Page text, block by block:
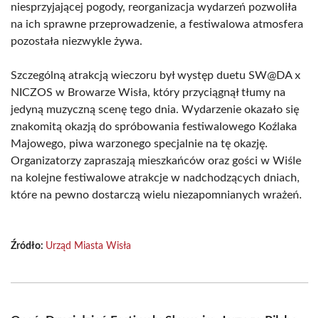
niesprzyjającej pogody, reorganizacja wydarzeń pozwoliła
na ich sprawne przeprowadzenie, a festiwalowa atmosfera
pozostała niezwykle żywa.
Szczególną atrakcją wieczoru był występ duetu SW@DA x
NICZOS w Browarze Wisła, który przyciągnął tłumy na
jedyną muzyczną scenę tego dnia. Wydarzenie okazało się
znakomitą okazją do spróbowania festiwalowego Koźlaka
Majowego, piwa warzonego specjalnie na tę okazję.
Organizatorzy zapraszają mieszkańców oraz gości w Wiśle
na kolejne festiwalowe atrakcje w nadchodzących dniach,
które na pewno dostarczą wielu niezapomnianych wrażeń.
Źródło: Urząd Miasta Wisła